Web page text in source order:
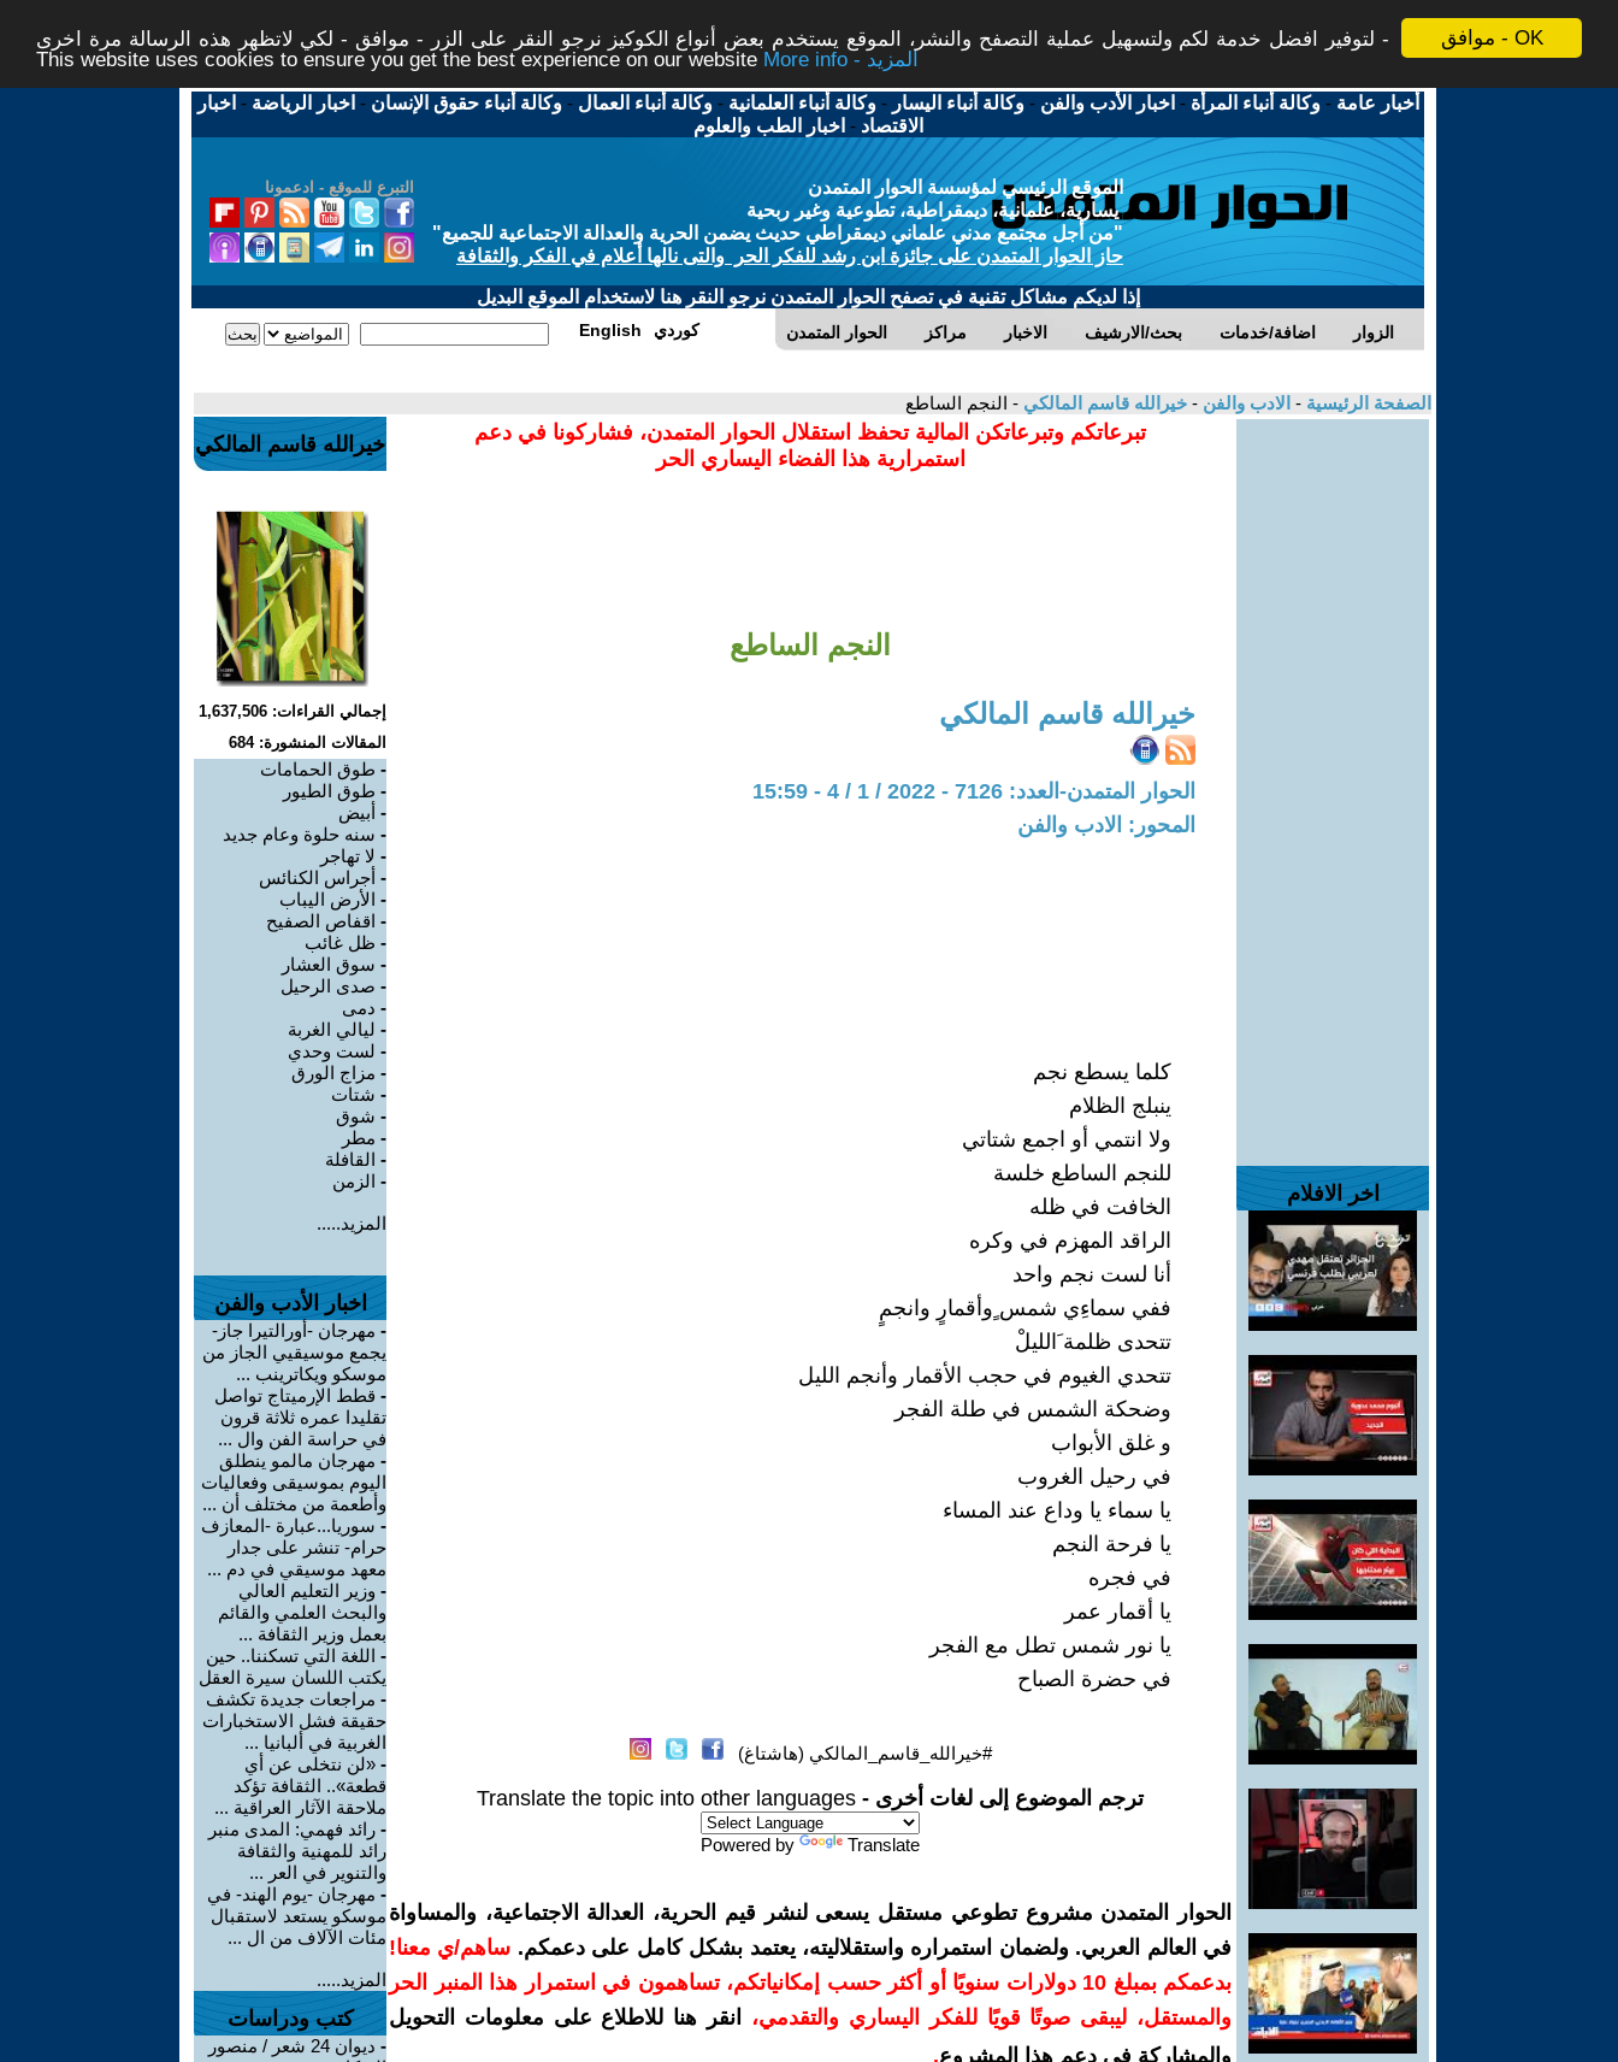
موافق - OK
لتوفير افضل خدمة لكم ولتسهيل عملية التصفح والنشر، الموقع يستخدم بعض أنواع الكوكيز نرجو النقر على الزر - موافق - لكي لاتظهر هذه الرسالة مرة اخرى -
This website uses cookies to ensure you get the best experience on our website
More info - المزيد
أخبار عامة -وكالة أنباء المرأة - اخبار الأدب والفن -وكالة أنباء اليسار -وكالة أنباء العلمانية -وكالة أنباء العمال -وكالة أنباء حقوق الإنسان - اخبار الرياضة - اخبار
الاقتصاد - اخبار الطب والعلوم
التبرع للموقع - ادعمونا
الموقع الرئيسي لمؤسسة الحوار المتمدن
يسارية، علمانية، ديمقراطية، تطوعية وغير ربحية
"من أجل مجتمع مدني علماني ديمقراطي حديث يضمن الحرية والعدالة الاجتماعية للجميع"
حاز الحوار المتمدن على جائزة ابن رشد للفكر الحر والتى نالها أعلام في الفكر والثقافة
إذا لديكم مشاكل تقنية في تصفح الحوار المتمدن نرجو النقر هنا لاستخدام الموقع البديل
الحوار المتمدن مراكز الاخبار بحث/الارشيف اضافة/خدمات الزوار English كوردي
الصفحة الرئيسية - الادب والفن - خيرالله قاسم المالكي - النجم الساطع
اخر الافلام
تبرعاتكم وتبرعاتكن المالية تحفظ استقلال الحوار المتمدن، فشاركونا في دعم
استمرارية هذا الفضاء اليساري الحر
النجم الساطع
خيرالله قاسم المالكي
الحوار المتمدن-العدد: 7126 - 2022 / 1 / 4 - 15:59
المحور: الادب والفن
كلما يسطع نجم
ينبلج الظلام
ولا انتمي أو اجمع شتاتي
للنجم الساطع خلسة
الخافت في ظله
الراقد المهزم في وكره
أنا لست نجم واحد
ففي سماءِي شمس ٍوأقمارٍ وانجمٍ
تتحدى ظلمة َالليلْ
تتحدي الغيوم في حجب الأقمار وأنجم الليل
وضحكة الشمس في طلة الفجر
و غلق الأبواب
في رحيل الغروب
يا سماء يا وداع عند المساء
يا فرحة النجم
في فجره
يا أقمار عمر
يا نور شمس تطل مع الفجر
في حضرة الصباح
#خيرالله_قاسم_المالكي (هاشتاغ)
ترجم الموضوع إلى لغات أخرى - Translate the topic into other languages
Powered by Translate
الحوار المتمدن مشروع تطوعي مستقل يسعى لنشر قيم الحرية، العدالة الاجتماعية، والمساواة
في العالم العربي. ولضمان استمراره واستقلاليته، يعتمد بشكل كامل على دعمكم. ساهم/ي معنا!
بدعمكم بمبلغ 10 دولارات سنويًا أو أكثر حسب إمكانياتكم، تساهمون في استمرار هذا المنبر الحر
والمستقل، ليبقى صوتًا قويًا للفكر اليساري والتقدمي،
انقر هنا للاطلاع على معلومات التحويل
والمشاركة في دعم هذا المشروع.
خيرالله قاسم المالكي
إجمالي القراءات: 1,637,506
المقالات المنشورة: 684
- طوق الحمامات
- طوق الطيور
- أبيض
- سنه حلوة وعام جديد
- لا تهاجر
- أجراس الكنائس
- الأرض اليباب
- اقفاص الصفيح
- ظل غائب
- سوق العشار
- صدى الرحيل
- دمى
- ليالي الغربة
- لست وحدي
- مزاج الورق
- شتات
- شوق
- مطر
- القافلة
- الزمن
المزيد.....
اخبار الأدب والفن
- مهرجان -أورالتيرا جاز-
يجمع موسيقيي الجاز من
موسكو ويكاترينب ...
- قطط الإرميتاج تواصل
تقليدا عمره ثلاثة قرون
في حراسة الفن وال ...
- مهرجان مالمو ينطلق
اليوم بموسيقى وفعاليات
وأطعمة من مختلف أن ...
- سوريا...عبارة -المعازف
حرام- تنشر على جدار
معهد موسيقي في دم ...
- وزير التعليم العالي
والبحث العلمي والقائم
بعمل وزير الثقافة ...
- اللغة التي تسكننا.. حين
يكتب اللسان سيرة العقل
- مراجعات جديدة تكشف
حقيقة فشل الاستخبارات
الغربية في ألبانيا ...
- «لن نتخلى عن أي
قطعة».. الثقافة تؤكد
ملاحقة الآثار العراقية ...
- رائد فهمي: المدى منبر
رائد للمهنية والثقافة
والتنوير في العر ...
- مهرجان -يوم الهند- في
موسكو يستعد لاستقبال
مئات الآلاف من ال ...
المزيد.....
كتب ودراسات
-
ديوان 24 شعر / منصور